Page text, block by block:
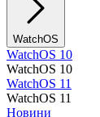
WatchOS
WatchOS 10
WatchOS 10
WatchOS 11
WatchOS 11
Новини